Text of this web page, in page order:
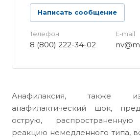
Написать сообщение
Телефон
8 (800) 222-34-02
E-mail
Анафилаксия, также
анафилактический шок,
острую, распространенную
реакцию немедленного типа,